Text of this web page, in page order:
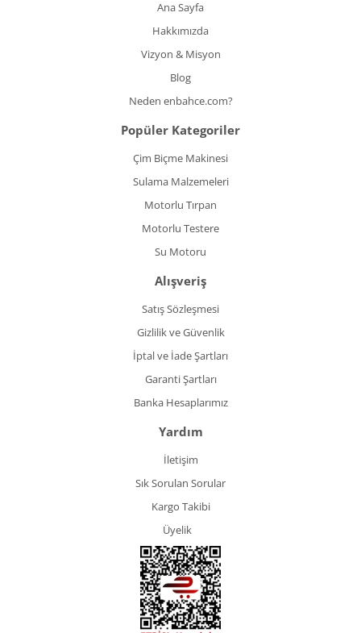
Ana Sayfa
Hakkımızda
Vizyon & Misyon
Blog
Neden enbahce.com?
Popüler Kategoriler
Çim Biçme Makinesi
Sulama Malzemeleri
Motorlu Tırpan
Motorlu Testere
Su Motoru
Alışveriş
Satış Sözleşmesi
Gizlilik ve Güvenlik
İptal ve İade Şartları
Garanti Şartları
Banka Hesaplarımız
Yardım
İletişim
Sık Sorulan Sorular
Kargo Takibi
Üyelik